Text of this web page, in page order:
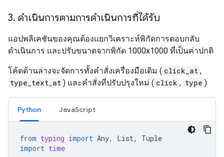
3. ดำเนินการตามการดำเนินการที่ได้รับ
แอปพลิเคชันของคุณต้องแยกวิเคราะห์พิกัดการตอบกลับ
ดำเนินการ และปรับขนาดจากพิกัด 1000x1000 ที่เป็นค่าปกติ
โค้ดด้านล่างจะจัดการทั้งคำสั่งเครื่องมือเดิม ( click_at ,
type_text_at ) และคำสั่งที่ปรับปรุงใหม่ ( click , type )
Python JavaScript
from typing import Any, List,
Tuple
import time